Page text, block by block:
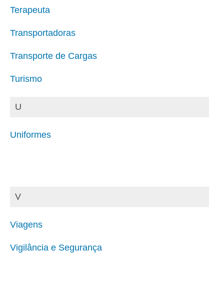
Terapeuta
Transportadoras
Transporte de Cargas
Turismo
U
Uniformes
V
Viagens
Vigilância e Segurança